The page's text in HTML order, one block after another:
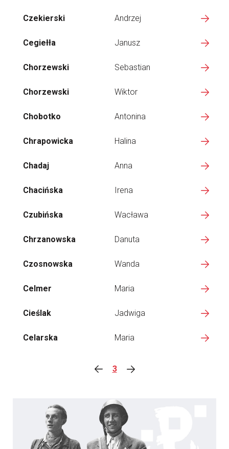
Czekierski Andrzej
Cegiełła Janusz
Chorzewski Sebastian
Chorzewski Wiktor
Chobotko Antonina
Chrapowicka Halina
Chadaj Anna
Chacińska Irena
Czubińska Wacława
Chrzanowska Danuta
Czosnowska Wanda
Celmer Maria
Cieślak Jadwiga
Celarska Maria
3